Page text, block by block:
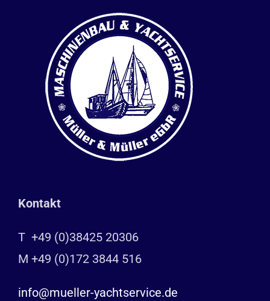
Kontakt
T +49 (0)38425 20306
M +49 (0)172 3844 516
info@mueller-yachtservice.de